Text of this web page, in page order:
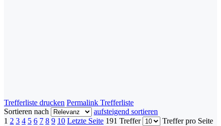
Trefferliste drucken Permalink Trefferliste
Sortieren nach
aufsteigend sortieren
1 2 3 4 5 6 7 8 9 10 Letzte Seite 191 Treffer Treffer pro Seite